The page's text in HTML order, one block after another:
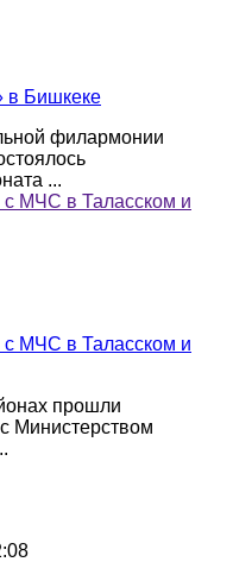
в Бишкеке
филармонии
...
с МЧС в Таласском и
с МЧС в Таласском и
прошли
Министерством